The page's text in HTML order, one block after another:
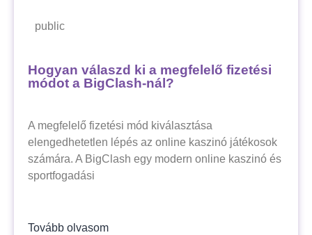
public
Hogyan válaszd ki a megfelelő fizetési
módot a BigClash-nál?
A megfelelő fizetési mód kiválasztása
elengedhetetlen lépés az online kaszinó játékosok
számára. A BigClash egy modern online kaszinó és
sportfogadási
Tovább olvasom